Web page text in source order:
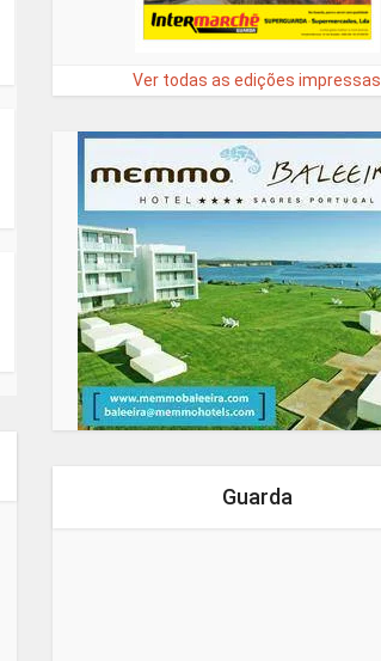
Ver todas as edições impressas
Guarda